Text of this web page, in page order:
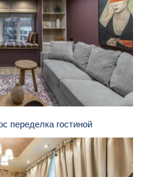
переделка гостиной